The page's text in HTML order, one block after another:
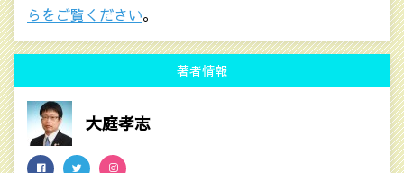
らをご覧ください。
著者情報
大庭孝志